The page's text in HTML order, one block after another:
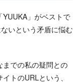
YUUKA」がベストで
いという矛盾に悩む
での私の疑問との
トのURLという、